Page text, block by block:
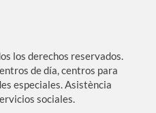
los derechos reservados.
de día, centros para
especiales. Asistència
sociales.